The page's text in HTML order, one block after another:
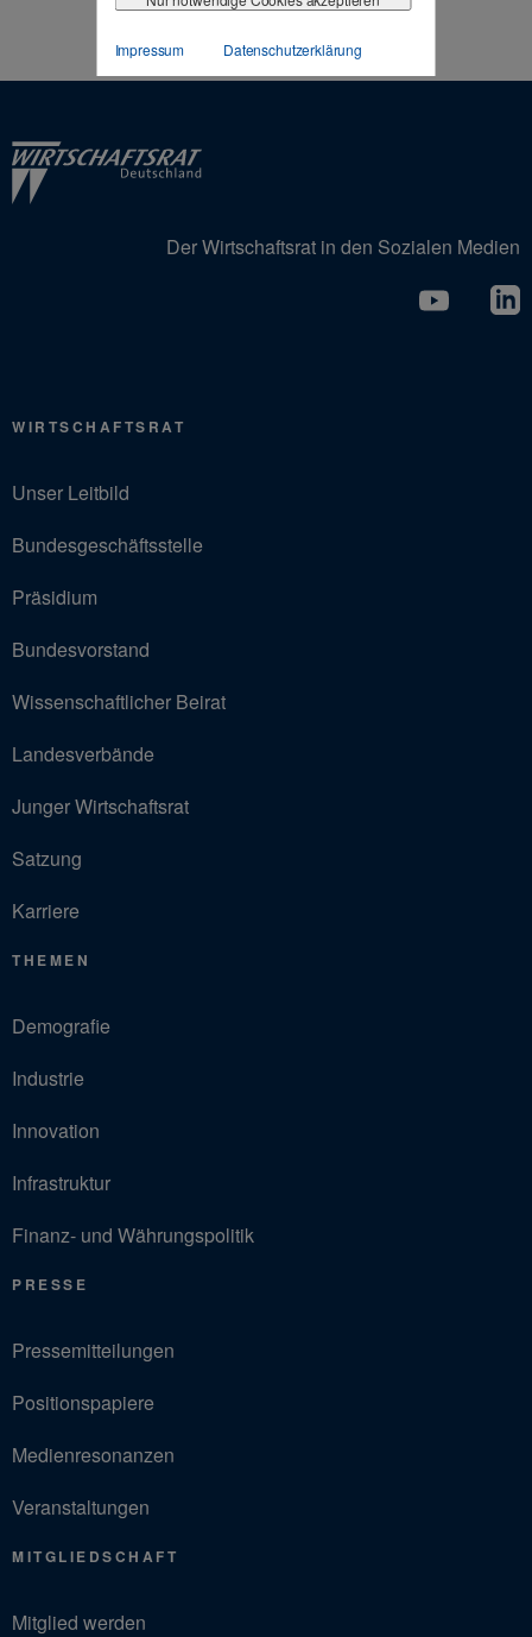
Impressum Datenschutzerklärung
Der Wirtschaftsrat in den Sozialen Medien
WIRTSCHAFTSRAT
Unser Leitbild
Bundesgeschäftsstelle
Präsidium
Bundesvorstand
Wissenschaftlicher Beirat
Landesverbände
Junger Wirtschaftsrat
Satzung
Karriere
THEMEN
Demografie
Industrie
Innovation
Infrastruktur
Finanz- und Währungspolitik
PRESSE
Pressemitteilungen
Positionspapiere
Medienresonanzen
Veranstaltungen
MITGLIEDSCHAFT
Mitglied werden